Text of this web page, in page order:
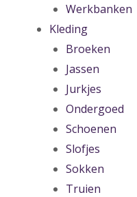
Werkbanken
Kleding
Broeken
Jassen
Jurkjes
Ondergoed
Schoenen
Slofjes
Sokken
Truien